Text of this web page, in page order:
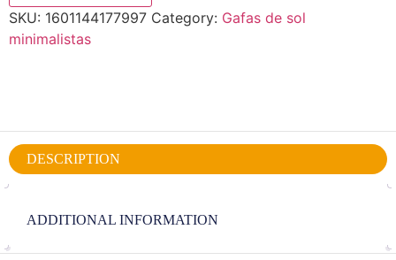
SKU: 1601144177997 Category: Gafas de sol
minimalistas
DESCRIPTION
ADDITIONAL INFORMATION